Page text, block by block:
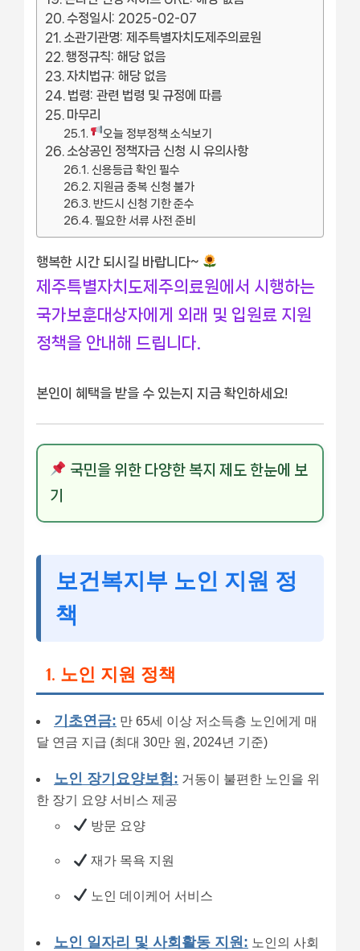
수정일시: 2025-02-07
소관기관명: 제주특별자치도제주의료원
행정규칙: 해당 없음
자치법규: 해당 없음
법령: 관련 법령 및 규정에 따름
마무리
오늘 정부정책 소식보기
소상공인 정책자금 신청 시 유의사항
신용등급 확인 필수
지원금 중복 신청 불가
반드시 신청 기한 준수
필요한 서류 사전 준비
행복한 시간 되시길 바랍니다~
제주특별자치도제주의료원에서 시행하는
국가보훈대상자에게 외래 및 입원료 지원
정책을 안내해 드립니다.
본인이 혜택을 받을 수 있는지 지금 확인하세요!
국민을 위한 다양한 복지 제도 한눈에 보
기
보건복지부 노인 지원 정
책
1. 노인 지원 정책
기초연금: 만 65세 이상 저소득층 노인에게 매
달 연금 지급 (최대 30만 원, 2024년 기준)
노인 장기요양보험: 거동이 불편한 노인을 위
한 장기 요양 서비스 제공
방문 요양
재가 목욕 지원
노인 데이케어 서비스
노인 일자리 및 사회활동 지원: 노인의 사회